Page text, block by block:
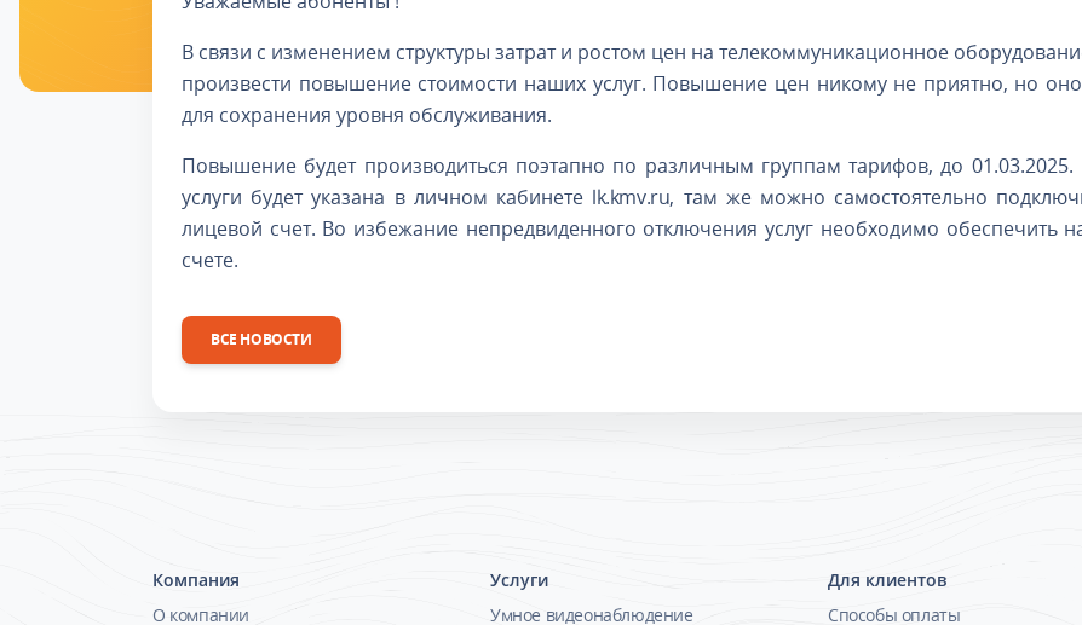
В связи с изменением структуры затрат и ростом цен на телекоммуникационное
произвести повышение стоимости наших услуг. Повышение цен никому не приятно, но
для сохранения уровня обслуживания.
Повышение будет производиться поэтапно по различным группам тарифов, до
услуги будет указана в личном кабинете lk.kmv.ru, там же можно самостоятельно
лицевой счет. Во избежание непредвиденного отключения услуг необходимо обеспечить
счете.
ВСЕ НОВОСТИ
Компания
О компании
Услуги
Умное видеонаблюдение
Для клиентов
Способы оплаты